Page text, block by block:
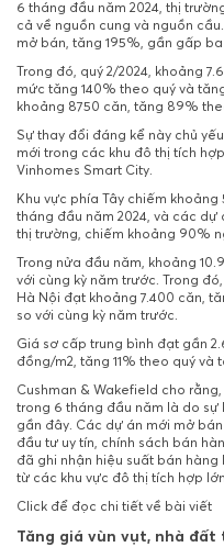
6 tháng đầu năm 2024, thị
cả về nguồn cung và nguồn
mở bán, tăng 195%, gần gấp
Trong đó, quý 2/2024, khoảng
mức tăng 140% theo quý và
khoảng 8750 căn, tăng 89%
Sự thay đổi đáng kể này chủ
mới trong các khu đô thị tích
Vinhomes Smart City.
Khu vực phía Tây chiếm
tháng đầu năm 2024, và các
thị trường, chiếm khoảng 90%
Trong nửa đầu năm, khoảng
với cùng kỳ năm trước. Trong
Hà Nội đạt khoảng 7.400 căn,
so với cùng kỳ năm trước.
Giá sơ cấp trung bình đạt gần
đồng/m2, tăng 11% theo quý và
Cushman & Wakefield cho
trong 6 tháng đầu năm là do sự
gần đây. Các dự án mới mở
đầu tư uy tín, chính sách bán
đã ghi nhận hiệu suất bán
từ các khu vực đô thị tích hợp
Click để đọc chi tiết về bài viết
Tăng giá vùn vụt, nhà đất